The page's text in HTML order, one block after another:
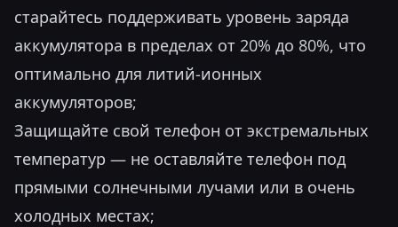
старайтесь поддерживать уровень заряда
аккумулятора в пределах от 20% до 80%, что
оптимально для литий-ионных
аккумуляторов;
Защищайте свой телефон от экстремальных
температур — не оставляйте телефон под
прямыми солнечными лучами или в очень
холодных местах;